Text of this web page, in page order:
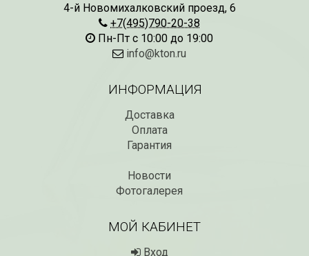
4-й Новомихалковский проезд, 6
+7(495)790-20-38
Пн-Пт с 10:00 до 19:00
info@kton.ru
ИНФОРМАЦИЯ
Доставка
Оплата
Гарантия
Новости
Фотогалерея
МОЙ КАБИНЕТ
Вход